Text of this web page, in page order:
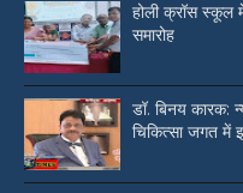
होली क्रॉस स्कूल में
समारोह
डॉ. बिनय कारक:
चिकित्सा जगत में